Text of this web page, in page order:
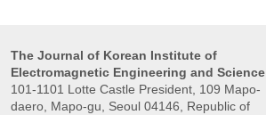
The Journal of Korean Institute of
Electromagnetic Engineering and Science
101-1101 Lotte Castle President, 109 Mapo-
daero, Mapo-gu, Seoul 04146, Republic of